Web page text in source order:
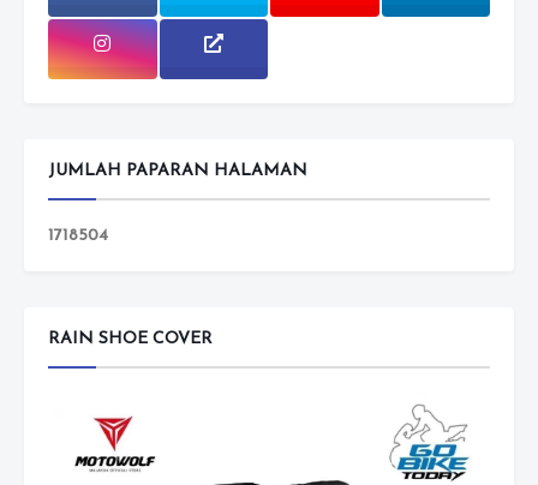
JUMLAH PAPARAN HALAMAN
1718504
RAIN SHOE COVER